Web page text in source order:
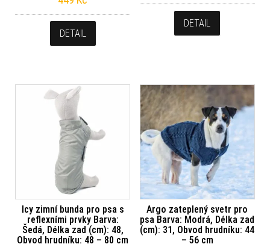
DETAIL
DETAIL
Icy zimní bunda pro psa s
reflexními prvky Barva:
Šedá, Délka zad (cm): 48,
Obvod hrudníku: 48 – 80 cm
Argo zateplený svetr pro
psa Barva: Modrá, Délka zad
(cm): 31, Obvod hrudníku: 44
– 56 cm